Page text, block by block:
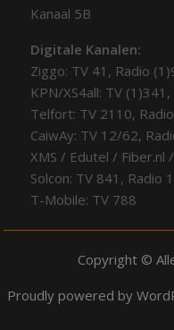
Kanaal 5B
Digitale Kanalen:
Ziggo: TV 41, Radio
KPN/XS4all: TV
Telfort: TV 2110,
CaiwAy: TV 12/62,
XMS / Edutel / Fiber.nl
Solcon: TV 841, Radio
T-Mobile: TV 788
Copyright ©
Proudly powered by